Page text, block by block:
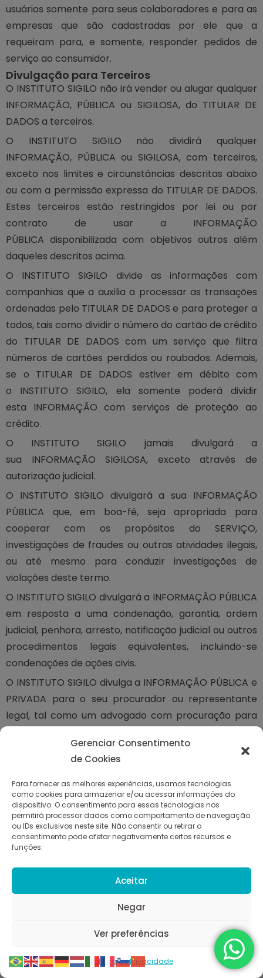
Gerenciar Consentimento
de Cookies
Para fornecer as melhores experiências, usamos tecnologias
como cookies para armazenar e/ou acessar informações do
dispositivo. O consentimento para essas tecnologias nos
permitirá processar dados como comportamento de navegação
ou IDs exclusivos neste site. Não consentir ou retirar o
consentimento pode afetar negativamente certos recursos e
funções.
Aceitar
Negar
Ver preferências
Política de Privacidade
usuários somente para seus colaboradores e para as
empresas que são cadastradas por ele que a
requeiram para, e somente, responder pedidos de
serviço ao consumidor.
Divulgação para Terceiros
O INSTITUTO SIGILO não irá vender ou alugar qualquer
INFORMAÇÃO, PÚBLICA ou SIGILOSA, do TITULAR DE
DADOS a terceiros.
O INSTITUTO SIGILO não dividirá qualquer
INFORMAÇÃO, PÚBLICA ou SIGILOSA, com terceiros,
exceto nos limites e circunstâncias descritas abaixo
ou com a permissão expressa do TITULAR DE DADOS.
Estes terceiros estão restringidos por lei ou por
contrato de usar a INFORMAÇÃO
PÚBLICA disponibilizada com objetivos outros além
daqueles descritos acima.
O INSTITUTO SIGILO divide as informações com
companhias que a auxilia a processar as transações
ordenadas pelo TITULAR DE DADOS e para proteger a
todos, tais como dividir o número do cartão de crédito
do TITULAR DE DADOS com um serviço que filtra
números de cartões perdidos ou roubados. Ademais,
se o TITULAR DE DADOS estiver em débito com
o INSTITUTO SIGILO, ela somente poderá dividir
esta INFORMAÇÃO com serviços de proteção ao
crédito.
O INSTITUTO SIGILO jamais divulgará a
sua INFORMAÇÃO SIGILOSA, exceto através de
autorização judicial.
O INSTITUTO SIGILO divulgará a sua INFORMAÇÃO
PÚBLICA que, em boa-fé, seja apropriada para
cooperar com os propósitos do SERVIÇO,
investigações de fraudes ou outras atividades ilegais,
ou até mesmo para conduzir investigações de
violações deste termo.
O INSTITUTO SIGILO divulgará a INFORMAÇÃO PÚBLICA
em resposta a uma condenação, garantia, ordem
judicial, penhora, arresto, notificação judicial ou outros
procedimentos legais equivalentes, incluindo-se
condenações de ações civis.
O INSTITUTO SIGILO divulga a INFORMAÇÃO PÚBLICA e
PRIVADA para o seu procurador ou representante
legal, tal como um advogado com procuração para
agregados com seus parceiros de negócio ou para
relações públicas. Por exemplo, o INSTITUTO
SIGILO poderá divulgar que uma porcentagem
específica de TITULARES DE DADOS vive em São Paulo.
Entretanto, estas informações coletadas não estão
atreladas a uma INFORMAÇÃO SIGILOSA.
Contatos com TITULAR DE DADOS do
INSTITUTO SIGILO
Os comunicados com o TITULAR DE DADOS de forma
geral serão via e-mail e conta online para fornecer os
serviços requisitados e comunicações por telefone
para resolver reclamações de usuários ou